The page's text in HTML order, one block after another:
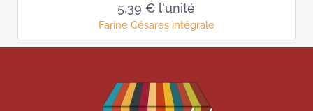
5,39 € l'unité
Farine Césares intégrale